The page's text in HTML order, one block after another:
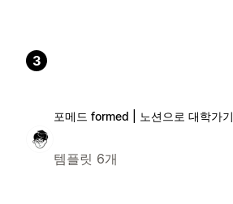
3
포메드 formed | 노션으로 대학가기
템플릿 6개